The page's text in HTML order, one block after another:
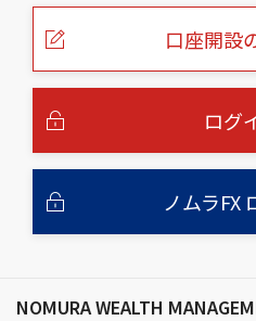
口座開設
ログ
ノムラFX
NOMURA WEALTH